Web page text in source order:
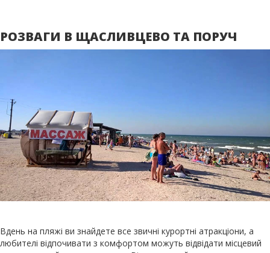
РОЗВАГИ В ЩАСЛИВЦЕВО ТА ПОРУЧ
Вдень на пляжі ви знайдете все звичні курортні атракціони, а
любителі відпочивати з комфортом можуть відвідати місцевий